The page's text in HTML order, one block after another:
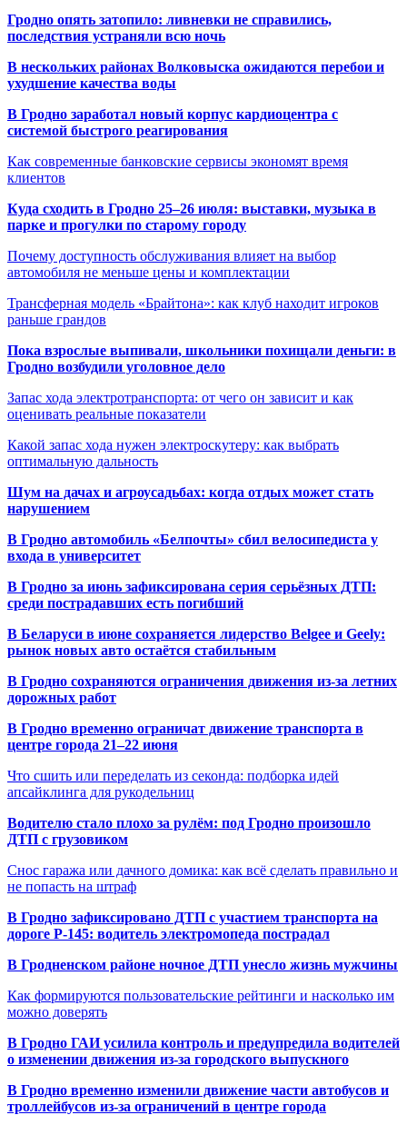
Гродно опять затопило: ливневки не справились,
последствия устраняли всю ночь
В нескольких районах Волковыска ожидаются перебои и
ухудшение качества воды
В Гродно заработал новый корпус кардиоцентра с
системой быстрого реагирования
Как современные банковские сервисы экономят время
клиентов
Куда сходить в Гродно 25–26 июля: выставки, музыка в
парке и прогулки по старому городу
Почему доступность обслуживания влияет на выбор
автомобиля не меньше цены и комплектации
Трансферная модель «Брайтона»: как клуб находит игроков
раньше грандов
Пока взрослые выпивали, школьники похищали деньги: в
Гродно возбудили уголовное дело
Запас хода электротранспорта: от чего он зависит и как
оценивать реальные показатели
Какой запас хода нужен электроскутеру: как выбрать
оптимальную дальность
Шум на дачах и агроусадьбах: когда отдых может стать
нарушением
В Гродно автомобиль «Белпочты» сбил велосипедиста у
входа в университет
В Гродно за июнь зафиксирована серия серьёзных ДТП:
среди пострадавших есть погибший
В Беларуси в июне сохраняется лидерство Belgee и Geely:
рынок новых авто остаётся стабильным
В Гродно сохраняются ограничения движения из-за летних
дорожных работ
В Гродно временно ограничат движение транспорта в
центре города 21–22 июня
Что сшить или переделать из секонда: подборка идей
апсайклинга для рукодельниц
Водителю стало плохо за рулём: под Гродно произошло
ДТП с грузовиком
Снос гаража или дачного домика: как всё сделать правильно и
не попасть на штраф
В Гродно зафиксировано ДТП с участием транспорта на
дороге Р-145: водитель электромопеда пострадал
В Гродненском районе ночное ДТП унесло жизнь мужчины
Как формируются пользовательские рейтинги и насколько им
можно доверять
В Гродно ГАИ усилила контроль и предупредила водителей
о изменении движения из-за городского выпускного
В Гродно временно изменили движение части автобусов и
троллейбусов из-за ограничений в центре города